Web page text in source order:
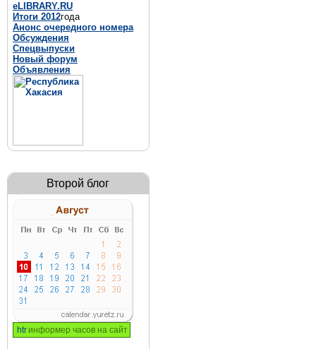
eLIBRARY.RU
Итоги 2012года
Анонс очередного номера
Обсуждения
Спецвыпуски
Новый форум
Объявления
Второй блог
информер часов на сайт